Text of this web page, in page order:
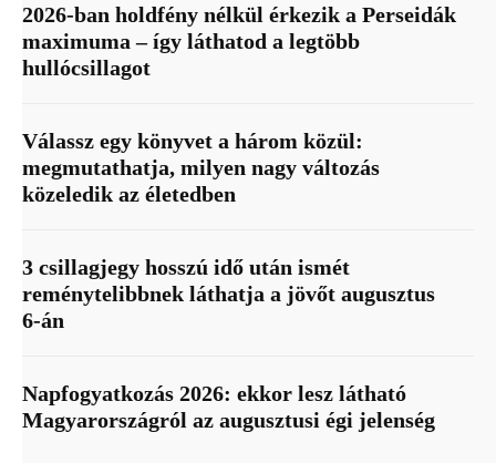
2026-ban holdfény nélkül érkezik a Perseidák
maximuma – így láthatod a legtöbb
hullócsillagot
Válassz egy könyvet a három közül:
megmutathatja, milyen nagy változás
közeledik az életedben
3 csillagjegy hosszú idő után ismét
reménytelibbnek láthatja a jövőt augusztus
6-án
Napfogyatkozás 2026: ekkor lesz látható
Magyarországról az augusztusi égi jelenség